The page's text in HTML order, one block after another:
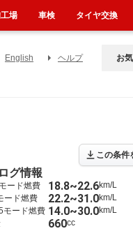
English ヘルプ お
この条件
グ情報
ード燃費 18.8~22.6km/L
ード燃費
22.2~31.0km/L
モード燃費 14.0~30.0km/L
660cc
場 車検 タイヤ交換